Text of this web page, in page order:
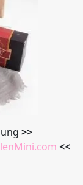
>>
<<